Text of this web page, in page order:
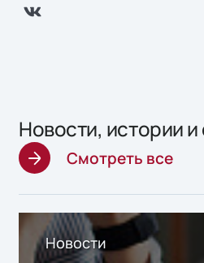
Новости, истории
Смотреть все
Новости